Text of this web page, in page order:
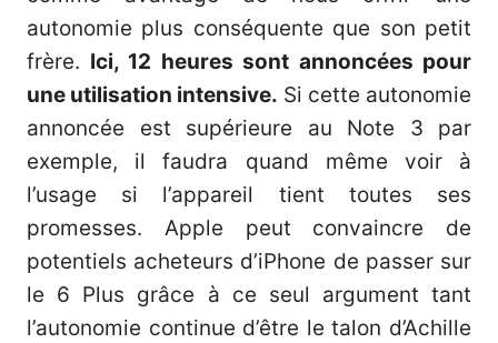
autonomie plus conséquente que son petit
frère. Ici, 12 heures sont annoncées pour
une utilisation intensive. Si cette autonomie
annoncée est supérieure au Note 3 par
exemple, il faudra quand même voir à
l’usage si l’appareil tient toutes ses
promesses. Apple peut convaincre de
potentiels acheteurs d’iPhone de passer sur
le 6 Plus grâce à ce seul argument tant
l’autonomie continue d’être le talon d’Achille